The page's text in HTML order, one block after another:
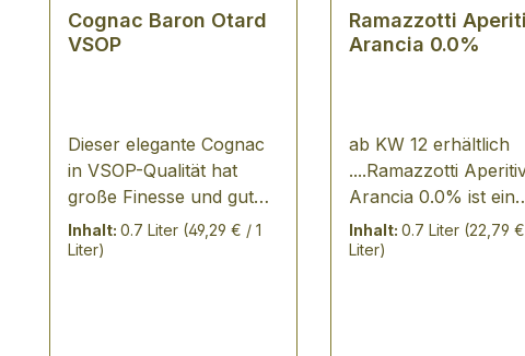
Cognac Baron Otard
VSOP
Dieser elegante Cognac
in VSOP-Qualität hat
große Finesse und gute
Länge. In der Nase
besitzt er reiche, florale
Inhalt: 0.7 Liter (49,29 € / 1
Liter)
Ramazzotti
Arancia 0.0%
ab KW 12 erhältlich
....Ramazzotti
Arancia 0.0% ist ein
klassisch italienischer
Aperitif mit intensiven
Inhalt: 0.7 Liter (22,79
Liter)